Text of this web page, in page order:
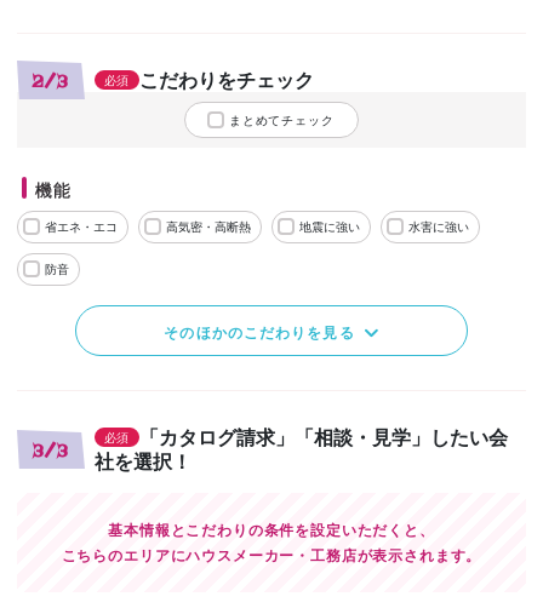
2/3 必須 こだわりをチェック
まとめてチェック
機能
省エネ・エコ 高気密・高断熱 地震に強い 水害に強い
防音
そのほかのこだわりを見る
3/3
必須
「カタログ請求」「相談・見学」したい会
社を選択！
基本情報とこだわりの条件を設定いただくと、
こちらのエリアにハウスメーカー・工務店が表示されます。